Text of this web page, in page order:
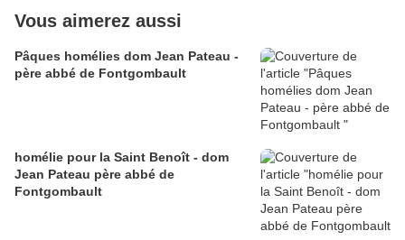
Vous aimerez aussi
Pâques homélies dom Jean Pateau -
père abbé de Fontgombault
homélie pour la Saint Benoît - dom
Jean Pateau père abbé de
Fontgombault